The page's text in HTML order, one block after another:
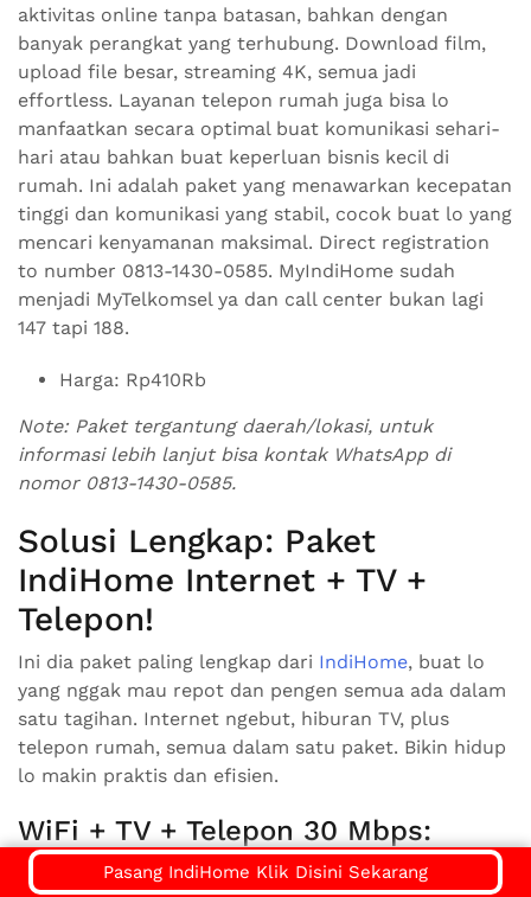
aktivitas online tanpa batasan, bahkan dengan
banyak perangkat yang terhubung. Download film,
upload file besar, streaming 4K, semua jadi
effortless. Layanan telepon rumah juga bisa lo
manfaatkan secara optimal buat komunikasi sehari-
hari atau bahkan buat keperluan bisnis kecil di
rumah. Ini adalah paket yang menawarkan kecepatan
tinggi dan komunikasi yang stabil, cocok buat lo yang
mencari kenyamanan maksimal. Direct registration
to number 0813-1430-0585. MyIndiHome sudah
menjadi MyTelkomsel ya dan call center bukan lagi
147 tapi 188.
Harga: Rp410Rb
Note: Paket tergantung daerah/lokasi, untuk
informasi lebih lanjut bisa kontak WhatsApp di
nomor 0813-1430-0585.
Solusi Lengkap: Paket
IndiHome Internet + TV +
Telepon!
Ini dia paket paling lengkap dari IndiHome, buat lo
yang nggak mau repot dan pengen semua ada dalam
satu tagihan. Internet ngebut, hiburan TV, plus
telepon rumah, semua dalam satu paket. Bikin hidup
lo makin praktis dan efisien.
WiFi + TV + Telepon 30 Mbps:
Paket Hemat Komplit untuk
Pasang IndiHome Klik Disini Sekarang